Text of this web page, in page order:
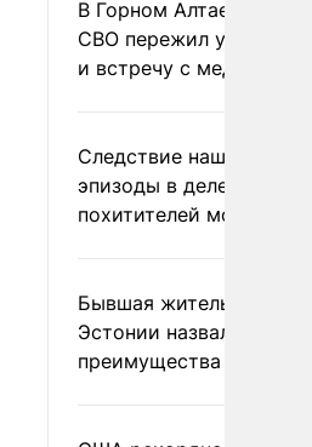
В Горном Алтае
СВО пережил удар
и встречу с медведем
Следствие нашло
эпизоды в деле
похитителей москвичек
Бывшая жительница
Эстонии назвала
преимущества России